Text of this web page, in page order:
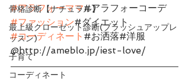
骨格診断【ナチュラル】
最上級クローゼット診断(ブラッシュアップレ
ッスン)
子育て
コーディネート
#アラフォーママ#アラフォーコーデ
#ファッション#ダイエット
#コーディネート #お洒落#洋服
@http://ameblo.jp/iest-love/